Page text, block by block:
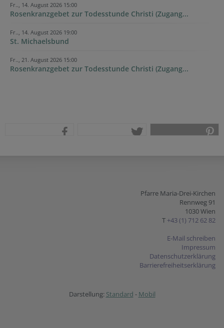
Fr.., 14. August 2026 15:00
Rosenkranzgebet zur Todesstunde Christi (Zugang...
Fr.., 14. August 2026 19:00
St. Michaelsbund
Fr.., 21. August 2026 15:00
Rosenkranzgebet zur Todesstunde Christi (Zugang...
Pfarre Maria-Drei-Kirchen
Rennweg 91
1030 Wien
T +43 (1) 712 62 82
E-Mail schreiben
Impressum
Datenschutzerklärung
Barrierefreiheitserklärung
Darstellung: Standard - Mobil